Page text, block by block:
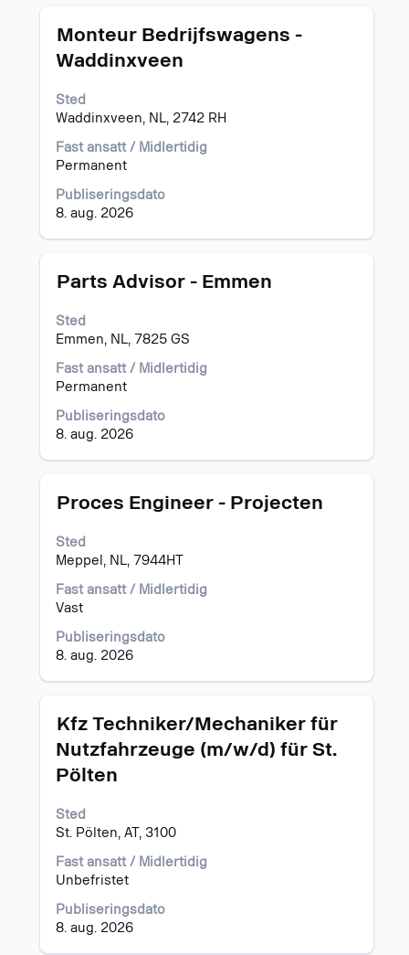
Tittel
Monteur Bedrijfswagens -
Waddinxveen
Sted
Waddinxveen, NL, 2742 RH
Fast ansatt / Midlertidig
Permanent
Publiseringsdato
8. aug. 2026
Velg
mellomromstasten
å
vise
det
fullstendige
i
jobbinformasjonen.
Tittel
Parts Advisor - Emmen
Sted
Emmen, NL, 7825 GS
Fast ansatt / Midlertidig
Permanent
Publiseringsdato
8. aug. 2026
Velg
mellomromstasten
for
vise
det
innholdet
i
jobbinformasjonen.
Tittel
Proces Engineer - Projecten
Sted
Meppel, NL, 7944HT
Fast ansatt / Midlertidig
Vast
Publiseringsdato
8. aug. 2026
Velg
mellomromstasten
for
vise
det
innholdet
i
jobbinformasjonen.
Tittel
Kfz Techniker/Mechaniker für
Nutzfahrzeuge (m/w/d) für St.
Pölten
Sted
St. Pölten, AT, 3100
Fast ansatt / Midlertidig
Unbefristet
Publiseringsdato
8. aug. 2026
Velg
mellomromstasten
for
vise
det
innholdet
i
jobbinformasjonen.